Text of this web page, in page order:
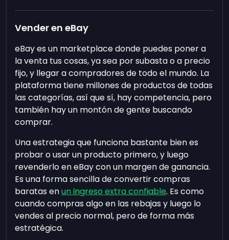
Vender en eBay
eBay es un marketplace donde puedes poner a
la venta tus cosas, ya sea por subasta o a precio
fijo, y llegar a compradores de todo el mundo. La
plataforma tiene millones de productos de todas
las categorías, así que sí, hay competencia, pero
también hay un montón de gente buscando
comprar.
Una estrategia que funciona bastante bien es
probar o usar un producto primero, y luego
revenderlo en eBay con un margen de ganancia.
Es una forma sencilla de convertir compras
baratas enun ingreso extra confiable. Es como
cuando compras algo en las rebajas y luego lo
vendes al precio normal, pero de forma más
estratégica.